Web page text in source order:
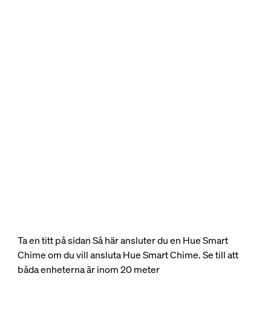
Ta en titt på sidan Så här ansluter du en Hue Smart
Chime om du vill ansluta Hue Smart Chime. Se till att
båda enheterna är inom 20 meter